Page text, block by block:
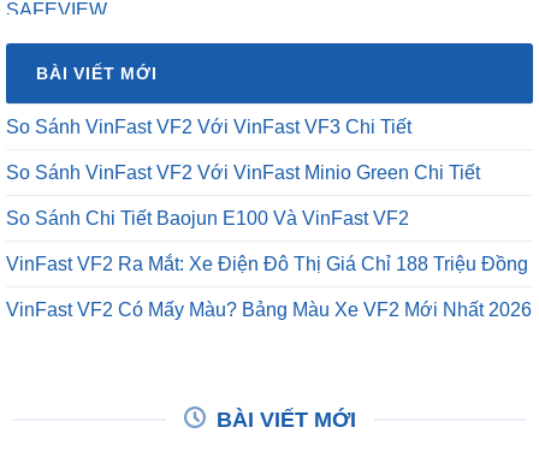
₫16,500,000.là:
BÀI VIẾT MỚI
So Sánh VinFast VF2 Với VinFast VF3 Chi Tiết
So Sánh VinFast VF2 Với VinFast Minio Green Chi Tiết
So Sánh Chi Tiết Baojun E100 Và VinFast VF2
VinFast VF2 Ra Mắt: Xe Điện Đô Thị Giá Chỉ 188 Triệu Đồng
VinFast VF2 Có Mấy Màu? Bảng Màu Xe VF2 Mới Nhất 2026
BÀI VIẾT MỚI